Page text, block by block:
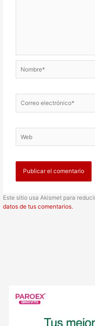
electrónico*
Este sitio usa Akismet para
datos de tus comentarios.